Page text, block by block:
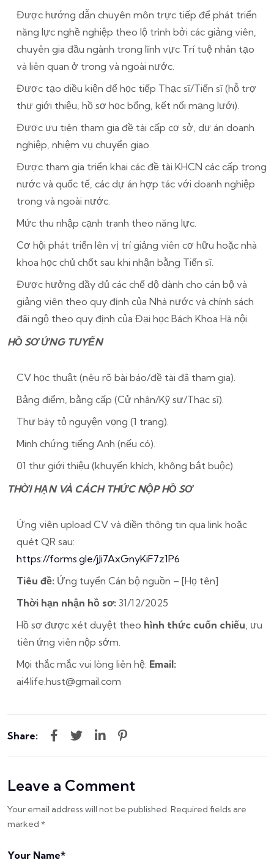
Được hướng dẫn chuyên môn trực tiếp để phát triển
năng lực nghề nghiệp theo lộ trình bởi các giảng viên,
chuyên gia đầu ngành trong lĩnh vực Trí tuệ nhân tạo
và liên quan ở trong và ngoài nước.
Được tạo điều kiện để học tiếp Thạc sĩ/Tiến sĩ (hỗ trợ
thư giới thiệu, hồ sơ học bổng, kết nối mạng lưới).
Được ưu tiên tham gia đề tài cấp cơ sở, dự án doanh
nghiệp, nhiệm vụ chuyển giao.
Được tham gia triển khai các đề tài KHCN các cấp trong
nước và quốc tế, các dự án hợp tác với doanh nghiệp
trong và ngoài nước.
Mức thu nhập cạnh tranh theo năng lực.
Cơ hội phát triển lên vị trí giảng viên cơ hữu hoặc nhà
khoa học chủ chốt sau khi nhận bằng Tiến sĩ.
Được hưởng đầy đủ các chế độ dành cho cán bộ và
giảng viên theo quy định của Nhà nước và chính sách
đãi ngộ theo quy định của Đại học Bách Khoa Hà nội.
HỒ SƠ ỨNG TUYỂN
CV học thuật (nêu rõ bài báo/đề tài đã tham gia).
Bảng điểm, bằng cấp (Cử nhân/Kỹ sư/Thạc sĩ).
Thư bày tỏ nguyện vọng (1 trang).
Minh chứng tiếng Anh (nếu có).
01 thư giới thiệu (khuyến khích, không bắt buộc).
THỜI HẠN VÀ CÁCH THỨC NỘP HỒ SƠ
Ứng viên upload CV và điền thông tin qua link hoặc
quét QR sau:
https://forms.gle/jJi7AxGnyKiF7z1P6
Tiêu đề: Ứng tuyển Cán bộ nguồn – [Họ tên]
Thời hạn nhận hồ sơ: 31/12/2025
Hồ sơ được xét duyệt theo hình thức cuốn chiếu, ưu
tiên ứng viên nộp sớm.
Mọi thắc mắc vui lòng liên hệ: Email:
ai4life.hust@gmail.com
Share:
Leave a Comment
Your email address will not be published. Required fields are
marked *
Your Name*